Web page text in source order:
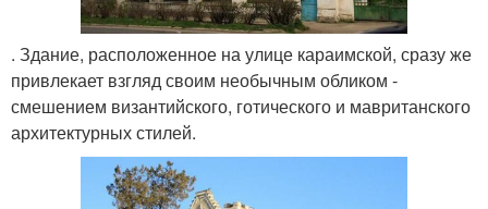
. Здание, расположенное на улице караимской, сразу же
привлекает взгляд своим необычным обликом -
смешением византийского, готического и мавританского
архитектурных стилей.